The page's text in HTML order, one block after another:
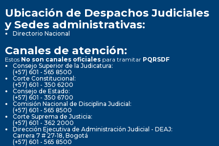
Ubicación de Despachos Judiciales
y Sedes administrativas:
Directorio Nacional
Canales de atención:
Estos No son canales oficiales para tramitar PQRSDF
Consejo Superior de la Judicatura:
(+57) 601 - 565 8500
Corte Constitucional:
(+57) 601 - 350 6200
Consejo de Estado:
(+57) 601 - 350 6700
Comisión Nacional de Disciplina Judicial:
(+57) 601 - 565 8500
Corte Suprema de Justicia:
(+57) 601 - 362 2000
Dirección Ejecutiva de Administración Judicial - DEAJ:
Carrera 7 # 27-18, Bogotá
(+57) 601 - 565 8500